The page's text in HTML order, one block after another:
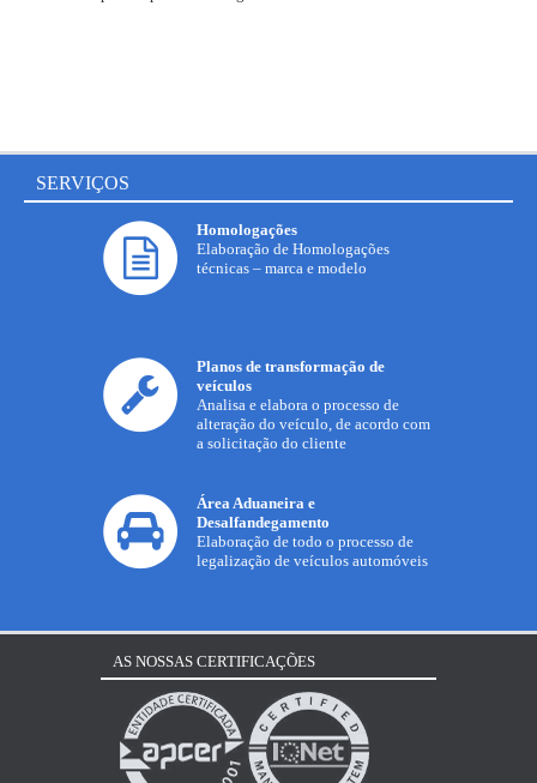
SERVIÇOS
Homologações
Elaboração de Homologações
técnicas – marca e modelo
Planos de transformação de
veículos
Analisa e elabora o processo de
alteração do veículo, de acordo com
a solicitação do cliente
Área Aduaneira e
Desalfandegamento
Elaboração de todo o processo de
legalização de veículos automóveis
AS NOSSAS CERTIFICAÇÕES